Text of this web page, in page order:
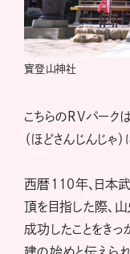
寳登山神社
こちらのRVパーク
（ほどさんじんじゃ
西暦110年、日本武
頂を目指した際、
成功したことをき
建の始めと伝えられ